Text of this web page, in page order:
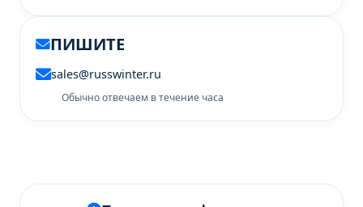
ПИШИТЕ
sales@russwinter.ru
Обычно отвечаем в течение часа